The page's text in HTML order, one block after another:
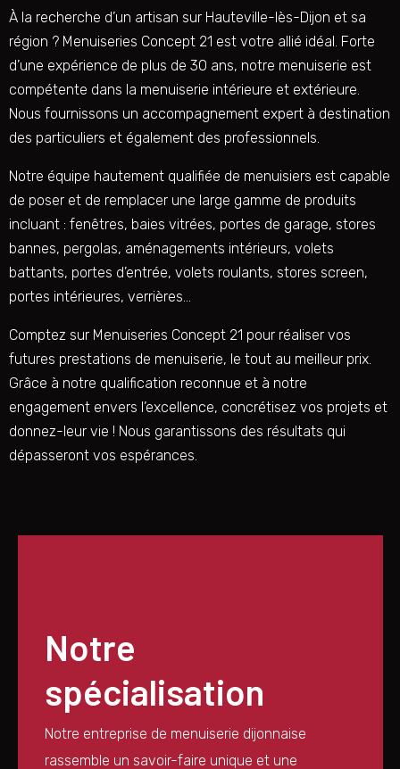
À la recherche d’un artisan sur Hauteville-lès-Dijon et sa
région ? Menuiseries Concept 21 est votre allié idéal. Forte
d’une expérience de plus de 30 ans, notre menuiserie est
compétente dans la menuiserie intérieure et extérieure.
Nous fournissons un accompagnement expert à destination
des particuliers et également des professionnels.
Notre équipe hautement qualifiée de menuisiers est capable
de poser et de remplacer une large gamme de produits
incluant : fenêtres, baies vitrées, portes de garage, stores
bannes, pergolas, aménagements intérieurs, volets
battants, portes d’entrée, volets roulants, stores screen,
portes intérieures, verrières…
Comptez sur Menuiseries Concept 21 pour réaliser vos
futures prestations de menuiserie, le tout au meilleur prix.
Grâce à notre qualification reconnue et à notre
engagement envers l’excellence, concrétisez vos projets et
donnez-leur vie ! Nous garantissons des résultats qui
dépasseront vos espérances.
Notre
spécialisation
Notre entreprise de menuiserie dijonnaise
rassemble un savoir-faire unique et une